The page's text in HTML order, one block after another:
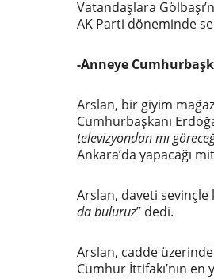
Vatandaşlara
AK Parti döneminde
-Anneye
Arslan, bir giyim
Cumhurbaşkanı
televizyondan mı
Ankara’da yapacağı
Arslan, daveti sevinçle
da buluruz” dedi.
Arslan, cadde
Cumhur İttifakı’nın